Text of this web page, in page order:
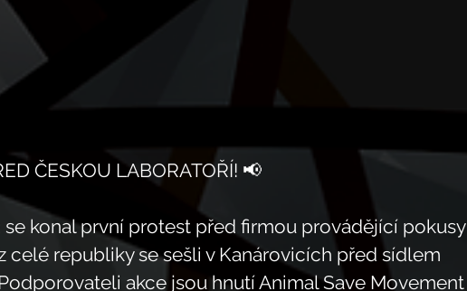
ČESKOU LABORATOŘÍ! 📢
se konal první protest před firmou provádějící pokusy
celé republiky se sešli v Kanárovicích před sídlem
akce jsou hnutí Animal Save Movement